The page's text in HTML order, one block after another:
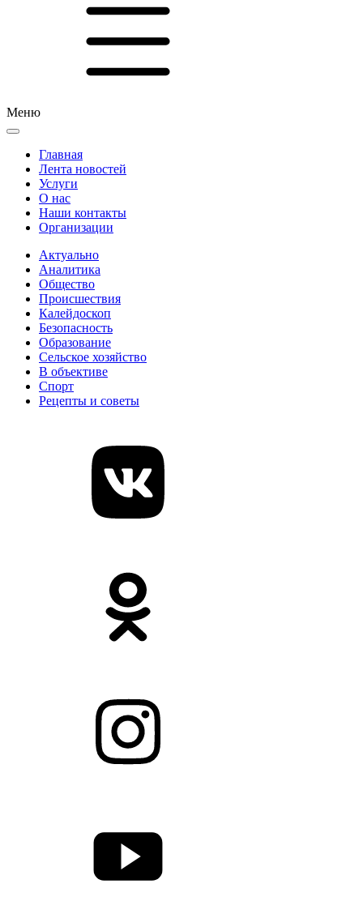
Меню
Главная
Лента новостей
Услуги
О нас
Наши контакты
Организации
Актуально
Аналитика
Общество
Происшествия
Калейдоскоп
Безопасность
Образование
Сельское хозяйство
В объективе
Спорт
Рецепты и советы